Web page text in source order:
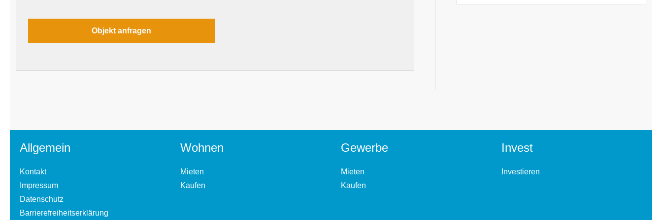
Allgemein
Kontakt
Impressum
Datenschutz
Barrierefreiheitserklärung
Wohnen
Mieten
Kaufen
Gewerbe
Mieten
Kaufen
Invest
Investieren